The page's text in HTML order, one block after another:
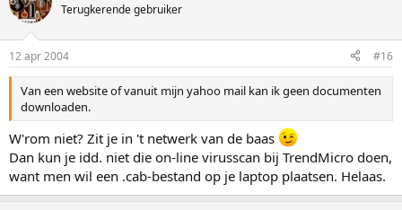
Terugkerende gebruiker
12 apr 2004 #16
Van een website of vanuit mijn yahoo mail kan ik geen documenten
downloaden.
W'rom niet? Zit je in 't netwerk van de baas
Dan kun je idd. niet die on-line virusscan bij TrendMicro doen,
want men wil een .cab-bestand op je laptop plaatsen. Helaas.